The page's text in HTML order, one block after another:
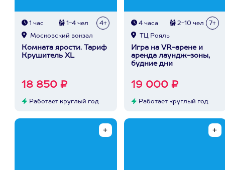
1 час 1-4 чел 4+
Московский вокзал
Комната ярости. Тариф
Крушитель XL
18 850 ₽
Работает круглый год
4 часа 2-10 чел 7+
ТЦ Рояль
Игра на VR-арене и
аренда лаундж-зоны,
будние дни
19 000 ₽
Работает круглый год